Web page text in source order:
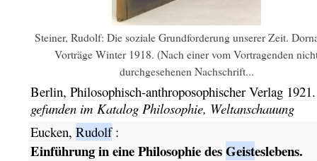
Steiner, Rudolf: Die soziale Grundforderung unserer Zeit.
Vorträge Winter 1918. (Nach einer vom Vortragenden
durchgesehenen Nachschrift...
Berlin, Philosophisch-anthroposophischer Verlag 1921.
gefunden im Katalog Philosophie, Weltanschauung
Eucken, Rudolf:
Einführung in eine Philosophie desGeisteslebens.